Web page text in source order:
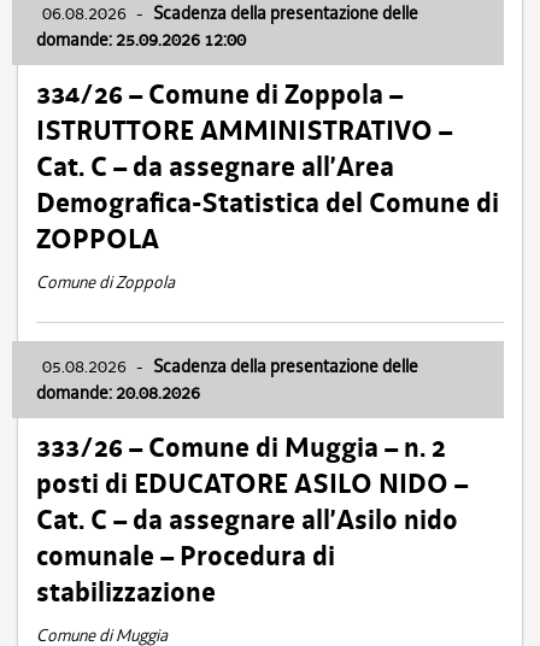
06.08.2026 - Scadenza della presentazione delle
domande: 25.09.2026 12:00
334/26 – Comune di Zoppola –
ISTRUTTORE AMMINISTRATIVO –
Cat. C – da assegnare all’Area
Demografica-Statistica del Comune di
ZOPPOLA
Comune di Zoppola
05.08.2026 - Scadenza della presentazione delle
domande: 20.08.2026
333/26 – Comune di Muggia – n. 2
posti di EDUCATORE ASILO NIDO –
Cat. C – da assegnare all’Asilo nido
comunale – Procedura di
stabilizzazione
Comune di Muggia